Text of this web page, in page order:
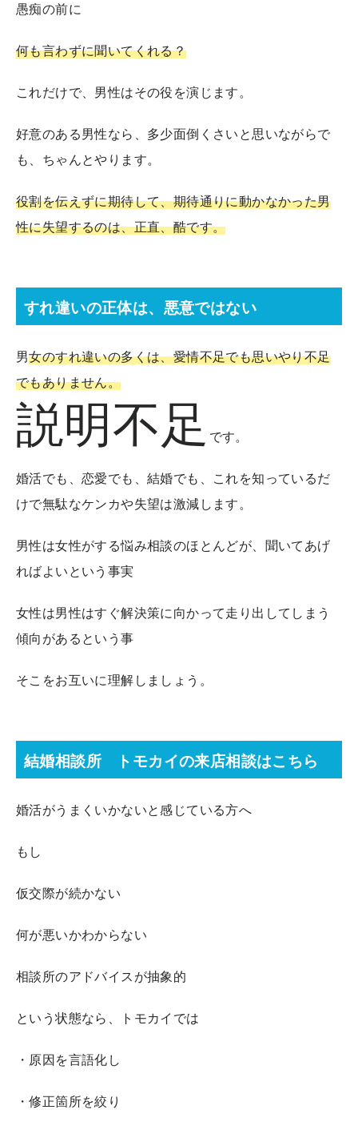
愚痴の前に
何も言わずに聞いてくれる？
これだけで、男性はその役を演じます。
好意のある男性なら、多少面倒くさいと思いながらで
も、ちゃんとやります。
役割を伝えずに期待して、期待通りに動かなかった男
性に失望するのは、正直、酷です。
すれ違いの正体は、悪意ではない
男女のすれ違いの多くは、愛情不足でも思いやり不足
でもありません。
説明不足 です。
婚活でも、恋愛でも、結婚でも、これを知っているだ
けで無駄なケンカや失望は激減します。
男性は女性がする悩み相談のほとんどが、聞いてあげ
ればよいという事実
女性は男性はすぐ解決策に向かって走り出してしまう
傾向があるという事
そこをお互いに理解しましょう。
結婚相談所 トモカイの来店相談はこちら
婚活がうまくいかないと感じている方へ
もし
仮交際が続かない
何が悪いかわからない
相談所のアドバイスが抽象的
という状態なら、トモカイでは
・原因を言語化し
・修正箇所を絞り